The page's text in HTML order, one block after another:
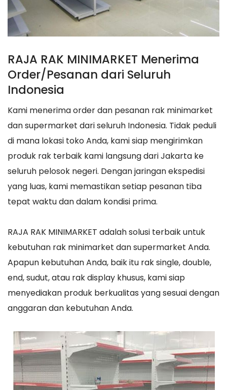
RAJA RAK MINIMARKET Menerima
Order/Pesanan dari Seluruh
Indonesia
Kami menerima order dan pesanan rak minimarket
dan supermarket dari seluruh Indonesia. Tidak peduli
di mana lokasi toko Anda, kami siap mengirimkan
produk rak terbaik kami langsung dari Jakarta ke
seluruh pelosok negeri. Dengan jaringan ekspedisi
yang luas, kami memastikan setiap pesanan tiba
tepat waktu dan dalam kondisi prima.
RAJA RAK MINIMARKET adalah solusi terbaik untuk
kebutuhan rak minimarket dan supermarket Anda.
Apapun kebutuhan Anda, baik itu rak single, double,
end, sudut, atau rak display khusus, kami siap
menyediakan produk berkualitas yang sesuai dengan
anggaran dan kebutuhan Anda.